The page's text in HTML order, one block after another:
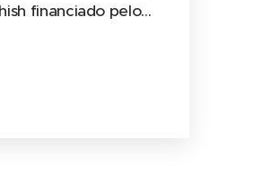
financiado pelo